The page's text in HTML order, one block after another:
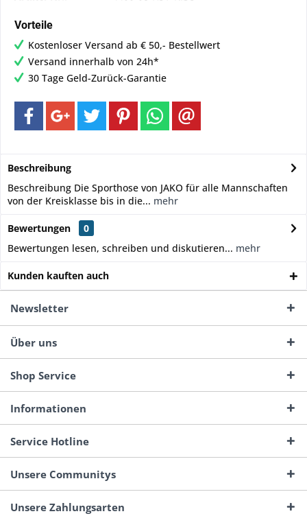
Vorteile
Kostenloser Versand ab € 50,- Bestellwert
Versand innerhalb von 24h*
30 Tage Geld-Zurück-Garantie
Beschreibung
Beschreibung Die Sporthose von JAKO für alle Mannschaften
von der Kreisklasse bis in die... mehr
Bewertungen
0
Bewertungen lesen, schreiben und diskutieren... mehr
Kunden kauften auch
Newsletter
Über uns
Shop Service
Informationen
Service Hotline
Unsere Communitys
Unsere Zahlungsarten